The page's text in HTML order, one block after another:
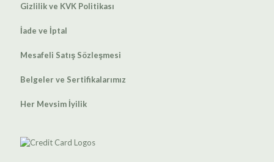
Gizlilik ve KVK Politikası
İade ve İptal
Mesafeli Satış Sözleşmesi
Belgeler ve Sertifikalarımız
Her Mevsim İyilik